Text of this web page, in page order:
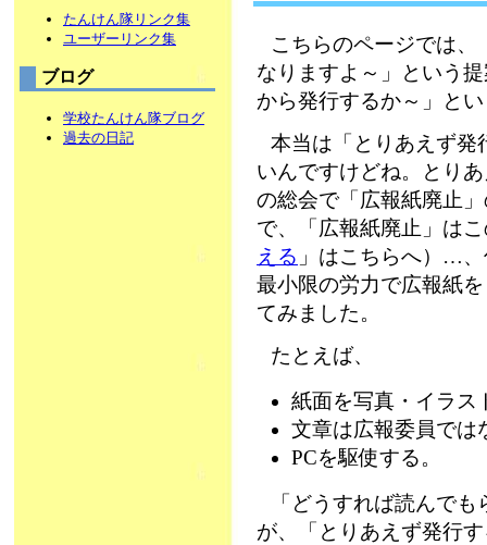
たんけん隊リンク集
ユーザーリンク集
ブログ
学校たんけん隊ブログ
過去の日記
こちらのページでは
なりますよ～」という
から発行するか～」と
本当は「とりあえず発
いんですけどね。とり
の総会で「広報紙廃止
で、「広報紙廃止」は
える 」はこちらへ）…
最小限の労力で広報紙
てみました。
たとえば、
紙面を写真・イラス
文章は広報委員では
PCを駆使する。
「どうすれば読んで
が、「とりあえず発行